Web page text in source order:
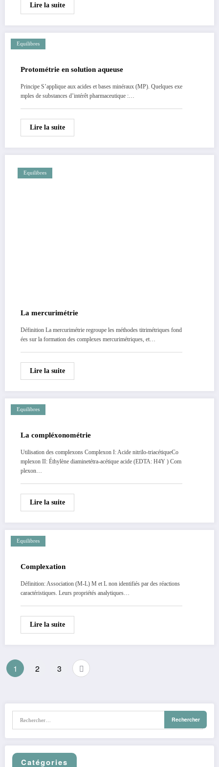
Lire la suite
Equilibres
Protométrie en solution aqueuse
Principe S’applique aux acides et bases minéraux (MP). Quelques exe
mples de substances d’intérêt pharmaceutique :…
Lire la suite
Equilibres
La mercurimétrie
Définition La mercurimétrie regroupe les méthodes titrimétriques fond
ées sur la formation des complexes mercurimétriques, et…
Lire la suite
Equilibres
La compléxonométrie
Utilisation des complexons Complexon I: Acide nitrilo-triacétiqueCo
mplexon II: Éthylène diaminetétra-acétique acide (EDTA: H4Y ) Com
plexon…
Lire la suite
Equilibres
Complexation
Définition: Association (M-L) M et L non identifiés par des réactions
caractéristiques. Leurs propriétés analytiques…
Lire la suite
Pagination
1 2 3
Catégories